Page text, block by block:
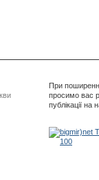
При
просимо вас
публікації на